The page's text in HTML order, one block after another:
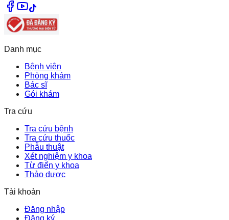
Danh mục
Bệnh viện
Phòng khám
Bác sĩ
Gói khám
Tra cứu
Tra cứu bệnh
Tra cứu thuốc
Phẫu thuật
Xét nghiệm y khoa
Từ điển y khoa
Thảo dược
Tài khoản
Đăng nhập
Đăng ký